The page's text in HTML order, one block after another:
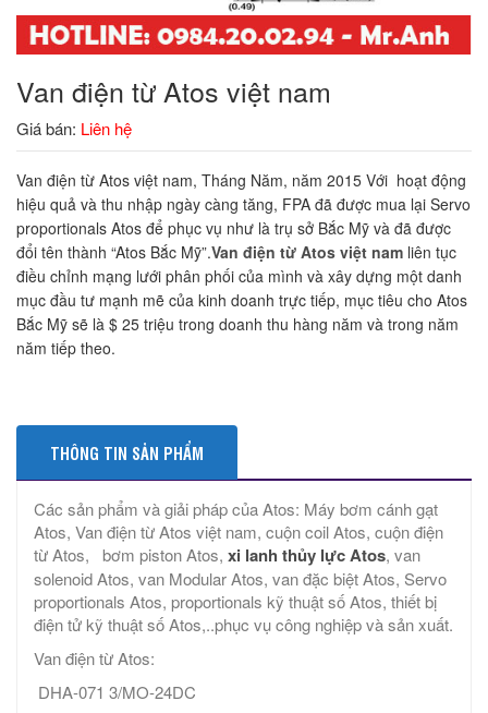
Van điện từ Atos việt nam
Giá bán: Liên hệ
Van điện từ Atos việt nam, Tháng Năm, năm 2015 Với hoạt động
hiệu quả và thu nhập ngày càng tăng, FPA đã được mua lại Servo
proportionals Atos để phục vụ như là trụ sở Bắc Mỹ và đã được
đổi tên thành “Atos Bắc Mỹ”.Van điện từ Atos việt nam liên tục
điều chỉnh mạng lưới phân phối của mình và xây dựng một danh
mục đầu tư mạnh mẽ của kinh doanh trực tiếp, mục tiêu cho Atos
Bắc Mỹ sẽ là $ 25 triệu trong doanh thu hàng năm và trong năm
năm tiếp theo.
THÔNG TIN SẢN PHẨM
Các sản phẩm và giải pháp của Atos: Máy bơm cánh gạt
Atos, Van điện từ Atos việt nam, cuộn coil Atos, cuộn điện
từ Atos, bơm piston Atos, xi lanh thủy lực Atos, van
solenoid Atos, van Modular Atos, van đặc biệt Atos, Servo
proportionals Atos, proportionals kỹ thuật số Atos, thiết bị
điện tử kỹ thuật số Atos,..phục vụ công nghiệp và sản xuất.
Van điện từ Atos:
DHA-071 3/MO-24DC